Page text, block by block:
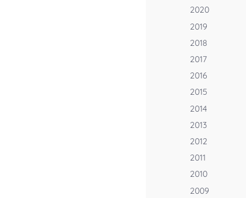
2020
2019
2018
2017
2016
2015
2014
2013
2012
2011
2010
2009